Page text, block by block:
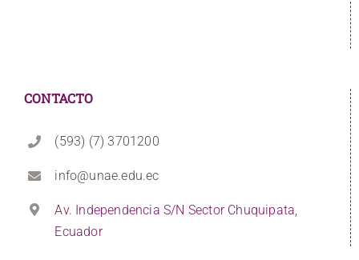
CONTACTO
(593) (7) 3701200
info@unae.edu.ec
Av. Independencia S/N Sector Chuquipata,
Ecuador